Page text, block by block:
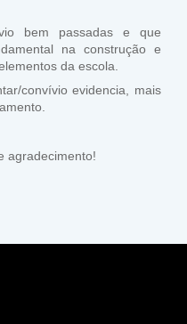
bem passadas e que
na construção e
da escola.
convívio evidencia, mais
agradecimento!